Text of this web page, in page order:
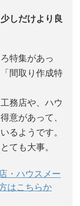
しだけより良
特集があっ
間取り作成特
務店や、ハウ
意があって、
るようです。
ても大事。
・ハウスメー
はこちらか